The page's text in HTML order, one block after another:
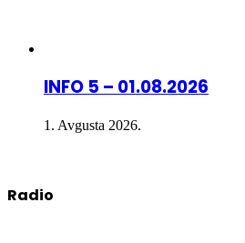
INFO 5 – 01.08.2026
1. Avgusta 2026.
Radio